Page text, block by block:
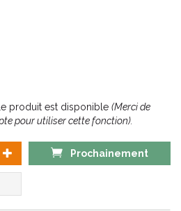
Juniors, est composée de
lavande française.
produit est disponible (Merci de
pour utiliser cette fonction).
Prochainement